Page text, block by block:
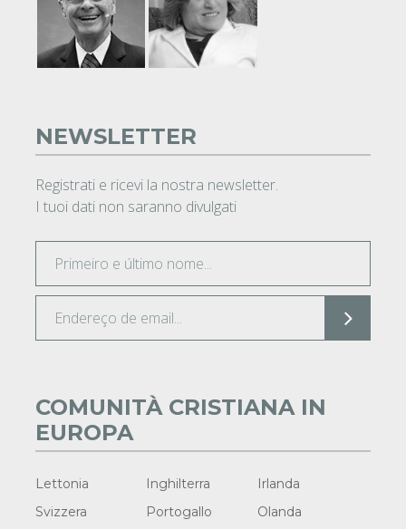
NEWSLETTER
Registrati e ricevi la nostra newsletter.
I tuoi dati non saranno divulgati
COMUNITÀ CRISTIANA IN
EUROPA
Lettonia Inghilterra
Irlanda
Svizzera
Portogallo Olanda